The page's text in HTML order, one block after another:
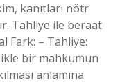
kanıtları nötr
Tahliye ile beraat
Fark: – Tahliye:
bir mahkumun
anlamına